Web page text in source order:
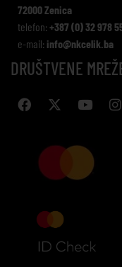
72000 Zenica
telefon: +387 (0) 32 978
e-mail: info@nkcelik.ba
DRUŠTVENE